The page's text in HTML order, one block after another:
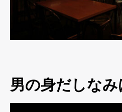
男の身だしなみ